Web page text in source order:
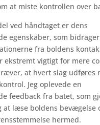
at miste kontrollen over
ved håndtaget er dens
egenskaber, som
fra boldens
ekstremt vigtigt for mere
at hvert slag udføres
Jeg oplevede en
feedback fra batet, som
at læse boldens bevægelse
hermed.